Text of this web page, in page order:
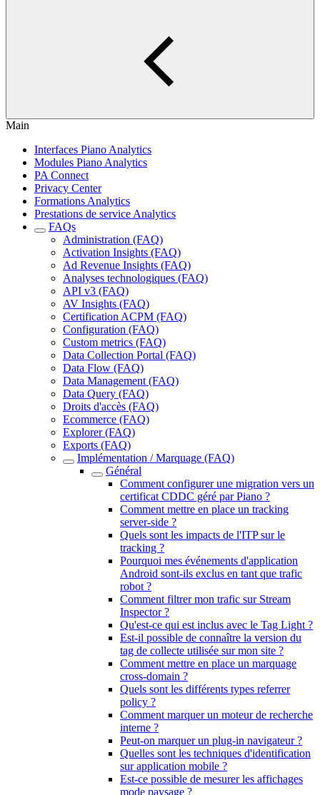
Main
Interfaces Piano Analytics
Modules Piano Analytics
PA Connect
Privacy Center
Formations Analytics
Prestations de service Analytics
FAQs
Administration (FAQ)
Activation Insights (FAQ)
Ad Revenue Insights (FAQ)
Analyses technologiques (FAQ)
API v3 (FAQ)
AV Insights (FAQ)
Certification ACPM (FAQ)
Configuration (FAQ)
Custom metrics (FAQ)
Data Collection Portal (FAQ)
Data Flow (FAQ)
Data Management (FAQ)
Data Query (FAQ)
Droits d'accès (FAQ)
Ecommerce (FAQ)
Explorer (FAQ)
Exports (FAQ)
Implémentation / Marquage (FAQ)
Général
Comment configurer une migration vers un
certificat CDDC géré par Piano ?
Comment mettre en place un tracking
server-side ?
Quels sont les impacts de l'ITP sur le
tracking ?
Pourquoi mes événements d'application
Android sont-ils exclus en tant que trafic
robot ?
Comment filtrer mon trafic sur Stream
Inspector ?
Qu'est-ce qui est inclus avec le Tag Light ?
Est-il possible de connaître la version du
tag de collecte utilisée sur mon site ?
Comment mettre en place un marquage
cross-domain ?
Quels sont les différents types referrer
policy ?
Comment marquer un moteur de recherche
interne ?
Peut-on marquer un plug-in navigateur ?
Quelles sont les techniques d'identification
sur application mobile ?
Est-ce possible de mesurer les affichages
mode paysage ?